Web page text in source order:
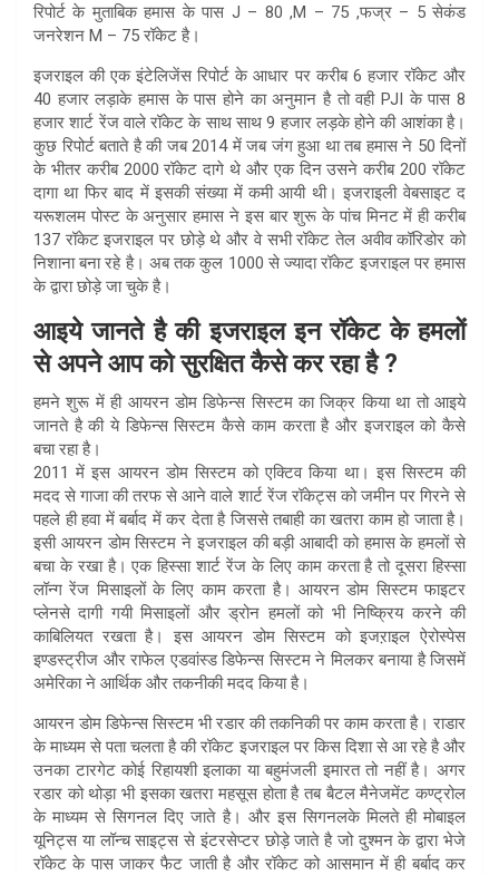
रिपोर्ट के मुताबिक हमास के पास J – 80 ,M – 75 ,फज्र – 5 सेकंड
जनरेशन M – 75 रॉकेट है।
इजराइल की एक इंटेलिजेंस रिपोर्ट के आधार पर करीब 6 हजार रॉकेट और
40 हजार लड़ाके हमास के पास होने का अनुमान है तो वही PJI के पास 8
हजार शार्ट रेंज वाले रॉकेट के साथ साथ 9 हजार लड़के होने की आशंका है।
कुछ रिपोर्ट बताते है की जब 2014 में जब जंग हुआ था तब हमास ने 50 दिनों
के भीतर करीब 2000 रॉकेट दागे थे और एक दिन उसने करीब 200 रॉकेट
दागा था फिर बाद में इसकी संख्या में कमी आयी थी। इजराइली वेबसाइट द
यरूशलम पोस्ट के अनुसार हमास ने इस बार शुरू के पांच मिनट में ही करीब
137 रॉकेट इजराइल पर छोड़े थे और वे सभी रॉकेट तेल अवीव कॉरिडोर को
निशाना बना रहे है। अब तक कुल 1000 से ज्यादा रॉकेट इजराइल पर हमास
के द्वारा छोड़े जा चुके है।
आइये जानते है की इजराइल इन रॉकेट के हमलों
से अपने आप को सुरक्षित कैसे कर रहा है ?
हमने शुरू में ही आयरन डोम डिफेन्स सिस्टम का जिक्र किया था तो आइये
जानते है की ये डिफेन्स सिस्टम कैसे काम करता है और इजराइल को कैसे
बचा रहा है।
2011 में इस आयरन डोम सिस्टम को एक्टिव किया था। इस सिस्टम की
मदद से गाजा की तरफ से आने वाले शार्ट रेंज रॉकेट्स को जमीन पर गिरने से
पहले ही हवा में बर्बाद में कर देता है जिससे तबाही का खतरा काम हो जाता है।
इसी आयरन डोम सिस्टम ने इजराइल की बड़ी आबादी को हमास के हमलों से
बचा के रखा है। एक हिस्सा शार्ट रेंज के लिए काम करता है तो दूसरा हिस्सा
लॉन्ग रेंज मिसाइलों के लिए काम करता है। आयरन डोम सिस्टम फाइटर
प्लेनसे दागी गयी मिसाइलों और ड्रोन हमलों को भी निष्क्रिय करने की
काबिलियत रखता है। इस आयरन डोम सिस्टम को इजऱाइल ऐरोस्पेस
इण्डस्ट्रीज और राफेल एडवांस्ड डिफेन्स सिस्टम ने मिलकर बनाया है जिसमें
अमेरिका ने आर्थिक और तकनीकी मदद किया है।
आयरन डोम डिफेन्स सिस्टम भी रडार की तकनिकी पर काम करता है। राडार
के माध्यम से पता चलता है की रॉकेट इजराइल पर किस दिशा से आ रहे है और
उनका टारगेट कोई रिहायशी इलाका या बहुमंजली इमारत तो नहीं है। अगर
रडार को थोड़ा भी इसका खतरा महसूस होता है तब बैटल मैनेजमेंट कण्ट्रोल
के माध्यम से सिगनल दिए जाते है। और इस सिगनलके मिलते ही मोबाइल
यूनिट्स या लॉन्च साइट्स से इंटरसेप्टर छोड़े जाते है जो दुश्मन के द्वारा भेजे
रॉकेट के पास जाकर फैट जाती है और रॉकेट को आसमान में ही बर्बाद कर